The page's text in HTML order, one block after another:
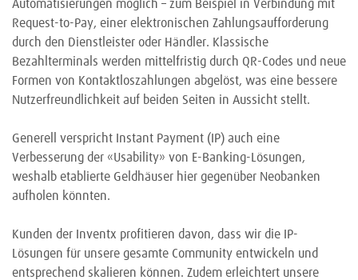
Automatisierungen möglich – zum Beispiel in Verbindung mit
Request-to-Pay, einer elektronischen Zahlungsaufforderung
durch den Dienstleister oder Händler. Klassische
Bezahlterminals werden mittelfristig durch QR-Codes und neue
Formen von Kontaktloszahlungen abgelöst, was eine bessere
Nutzerfreundlichkeit auf beiden Seiten in Aussicht stellt.
Generell verspricht Instant Payment (IP) auch eine
Verbesserung der «Usability» von E-Banking-Lösungen,
weshalb etablierte Geldhäuser hier gegenüber Neobanken
aufholen könnten.
Kunden der Inventx profitieren davon, dass wir die IP-
Lösungen für unsere gesamte Community entwickeln und
entsprechend skalieren können. Zudem erleichtert unsere